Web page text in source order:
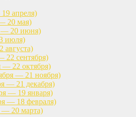
апреля)
20 мая)
— 20 июня)
июля)
22 сентября)
— 22 октября)
— 21 ноября)
— 21 декабря)
— 19 января)
— 18 февраля)
— 20 марта)